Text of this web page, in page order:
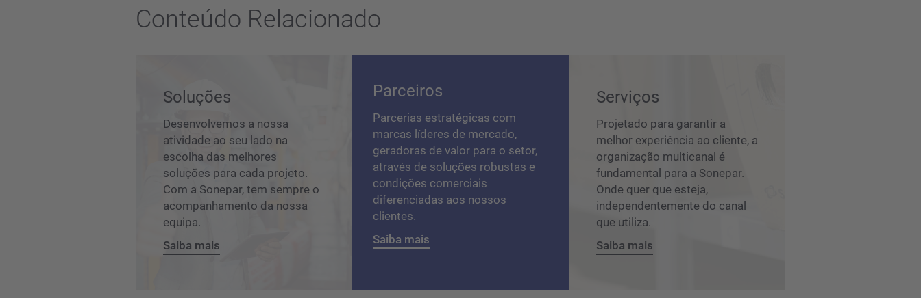
Conteúdo Relacionado
Soluções
Desenvolvemos a nossa
atividade ao seu lado na
escolha das melhores
soluções para cada projeto.
Com a Sonepar, tem sempre o
acompanhamento da nossa
equipa.
Saiba mais
Parceiros
Parcerias estratégicas com
marcas líderes de mercado,
geradoras de valor para o setor,
através de soluções robustas e
condições comerciais
diferenciadas aos nossos
clientes.
Saiba mais
Serviços
Projetado para garantir a
melhor experiência ao cliente, a
organização multicanal é
fundamental para a Sonepar.
Onde quer que esteja,
independentemente do canal
que utiliza.
Saiba mais